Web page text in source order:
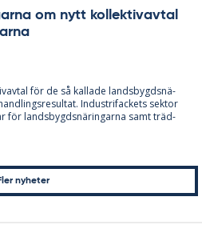
om nytt kol­lek­tivav­tal
för de så kal­la­de lands­bygdsnä­
In­du­stri­fac­kets sek­tor
för lands­bygdsnä­ring­ar­na samt träd­
nyheter